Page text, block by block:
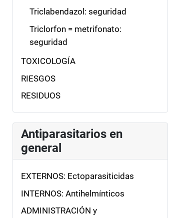
Triclabendazol: seguridad
Triclorfon = metrifonato:
seguridad
TOXICOLOGÍA
RIESGOS
RESIDUOS
Antiparasitarios en
general
EXTERNOS: Ectoparasiticidas
INTERNOS: Antihelmínticos
ADMINISTRACIÓN y